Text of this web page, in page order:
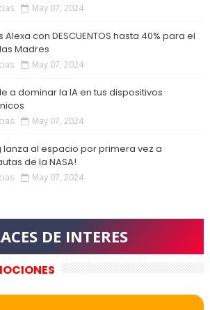
May 07, 2024
Alexa con DESCUENTOS hasta 40% para el
Madres
May 07, 2024
a dominar la IA en tus dispositivos
May 07, 2024
lanza al espacio por primera vez a
de la NASA!
May 07, 2024